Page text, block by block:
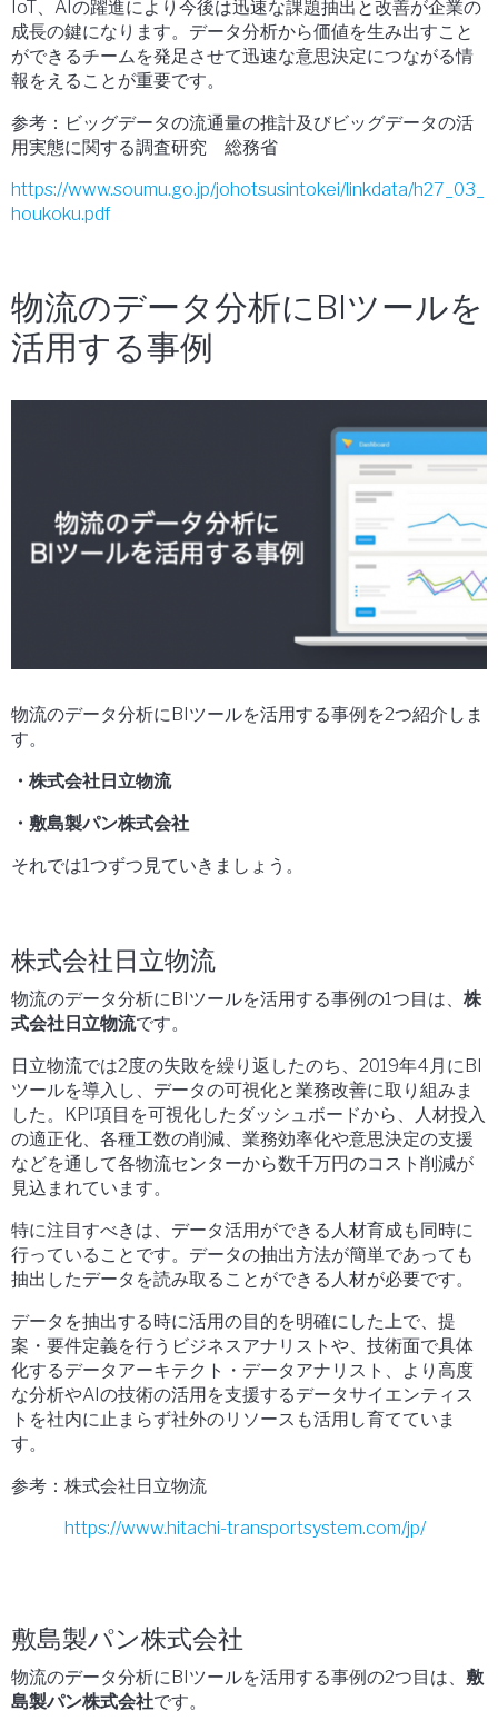
IoT、AIの躍進により今後は迅速な課題抽出と改善が企業の
成長の鍵になります。データ分析から価値を生み出すこと
ができるチームを発足させて迅速な意思決定につながる情
報をえることが重要です。
参考：ビッグデータの流通量の推計及びビッグデータの活
用実態に関する調査研究 総務省
https://www.soumu.go.jp/johotsusintokei/linkdata/h27_03_
houkoku.pdf
物流のデータ分析にBIツールを
活用する事例
物流のデータ分析にBIツールを活用する事例を2つ紹介しま
す。
・株式会社日立物流
・敷島製パン株式会社
それでは1つずつ見ていきましょう。
株式会社日立物流
物流のデータ分析にBIツールを活用する事例の1つ目は、 株
式会社日立物流です。
日立物流では2度の失敗を繰り返したのち、2019年4月にBI
ツールを導入し、データの可視化と業務改善に取り組みま
した。KPI項目を可視化したダッシュボードから、人材投入
の適正化、各種工数の削減、業務効率化や意思決定の支援
などを通して各物流センターから数千万円のコスト削減が
見込まれています。
特に注目すべきは、データ活用ができる人材育成も同時に
行っていることです。データの抽出方法が簡単であっても
抽出したデータを読み取ることができる人材が必要です。
データを抽出する時に活用の目的を明確にした上で、提
案・要件定義を行うビジネスアナリストや、技術面で具体
化するデータアーキテクト・データアナリスト、より高度
な分析やAIの技術の活用を支援するデータサイエンティス
トを社内に止まらず社外のリソースも活用し育てていま
す。
参考：株式会社日立物流
https://www.hitachi-transportsystem.com/jp/
敷島製パン株式会社
物流のデータ分析にBIツールを活用する事例の2つ目は、 敷
島製パン株式会社です。